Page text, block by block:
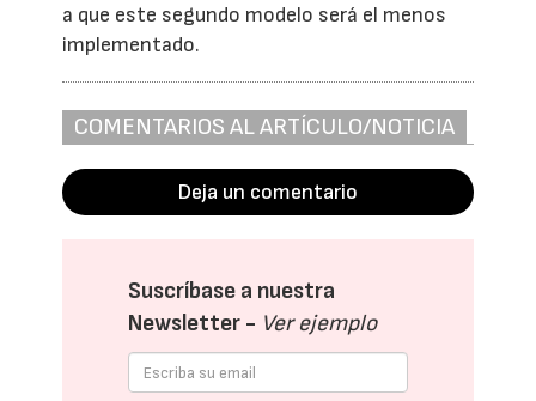
a que este segundo modelo será el menos
implementado.
COMENTARIOS AL ARTÍCULO/NOTICIA
Deja un comentario
Suscríbase a nuestra
Newsletter - Ver ejemplo